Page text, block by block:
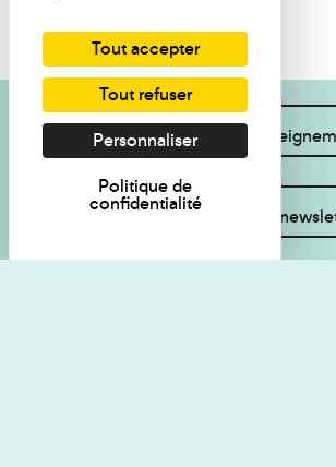
Je souhaite des
Inscrivez-vous à la
Tout accepter
Tout refuser
Personnaliser
Politique de
confidentialité